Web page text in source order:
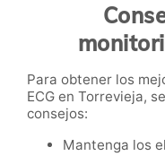
Para obtener los
ECG en Torrevieja,
consejos:
Mantenga los